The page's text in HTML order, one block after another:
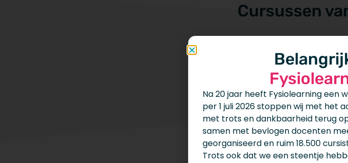
Cursussen
Niets
Na 20 jaar heeft Fysiolearning een
per 1 juli 2026 stoppen wij met het
met trots en dankbaarheid terug
samen met bevlogen docenten
georganiseerd en ruim 18.500
Trots ook dat we een steentje